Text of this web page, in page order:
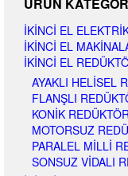
ÜRÜN
İKINCI EL
İKINCI EL
İKINCI EL
AYAKLI HELISEL
FLANŞLI
KONIK
MOTORSUZ
PARALEL MILLI
SONSUZ VIDALI